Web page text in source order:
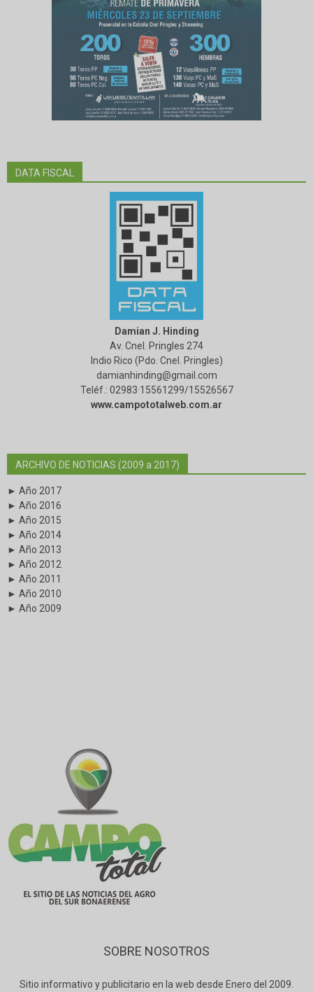
DATA FISCAL
Damian J. Hinding
Av. Cnel. Pringles 274
Indio Rico (Pdo. Cnel. Pringles)
damianhinding@gmail.com
Teléf.: 02983·15561299/15526567
www.campototalweb.com.ar
ARCHIVO DE NOTICIAS (2009 a 2017)
► Año 2017
► Año 2016
► Año 2015
► Año 2014
► Año 2013
► Año 2012
► Año 2011
► Año 2010
► Año 2009
SOBRE NOSOTROS
Sitio informativo y publicitario en la web desde Enero del 2009.